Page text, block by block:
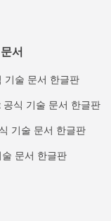
서
기술 문서 한글판
공식 기술 문서 한글판
기술 문서 한글판
문서 한글판